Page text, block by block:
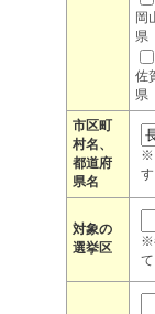
岡
県
佐
県
市区町
村名、
都道府
県名
※
対象の
選挙区
※